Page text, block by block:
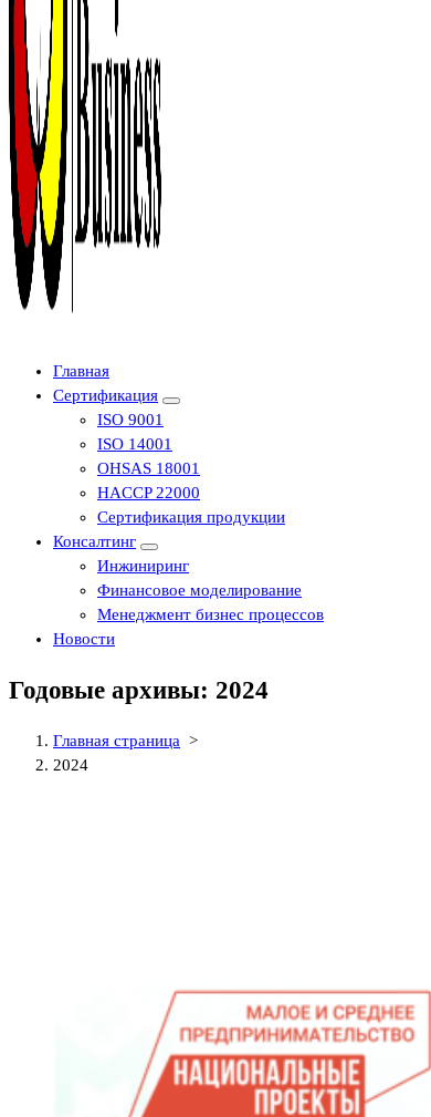
Центр сертификации в Уфе ( услуги по сертификации
Главная
Сертификация
ISO 9001
ISO 14001
OHSAS 18001
HACCP 22000
Сертификация продукции
Консалтинг
Инжиниринг
Финансовое моделирование
Менеджмент бизнес процессов
Новости
Годовые архивы: 2024
Главная страница >
2024